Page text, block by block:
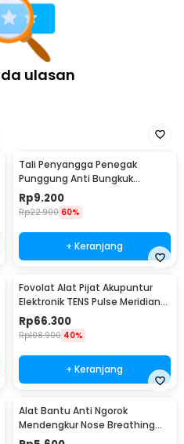
ulasan
Tali Penyangga Penegak
Punggung Anti Bungkuk
Posture Corrector Size S
Rp9.200
Rp22.900 60%
+ Keranjang
Fovolat Alat Pijat Akupuntur
Elektronik TENS Pulse Meridian
Massager - SY-D2-116
Rp66.300
Rp108.900 40%
+ Keranjang
Alat Bantu Anti Ngorok
Mendengkur Nose Breathing
Stop Snoring 4 PCS